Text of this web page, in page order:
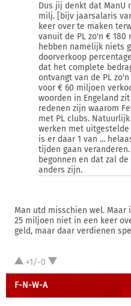
Dus jij denkt dat ManU
milj. [bijv jaarsalaris
keer over te maken
vanuit de PL zo'n €
hebben namelijk niets
doorverkoop
dat het complete
ontvangt van de PL
voor € 60 miljoen
woorden in Engeland
redenen zijn waarom
met PL clubs.
werken met
is er daar 1 van ...
tijden gaan
begonnen en dat zal
anders zijn.
Man utd misschien wel. Maar
25 miljoen niet in een keer
geld, maar daar verdienen
+1/-0
F-N-W-A